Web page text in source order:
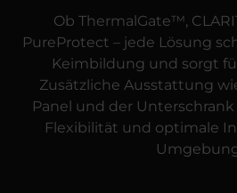
Ob ThermalGate™,
PureProtect – jede Lösung
Keimbildung und sorgt
Zusätzliche Ausstattung
Panel und der
Flexibilität und optimale